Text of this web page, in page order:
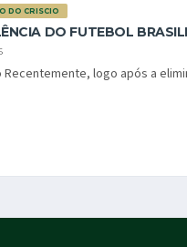
DO CRISCIO
DO FUTEBOL
logo após a